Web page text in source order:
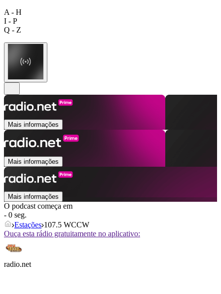
A - H
I - P
Q - Z
Mais informações
Mais informações
Mais informações
O podcast começa em
- 0 seg.
Estações 107.5 WCCW
Ouça esta rádio gratuitamente no aplicativo:
radio.net